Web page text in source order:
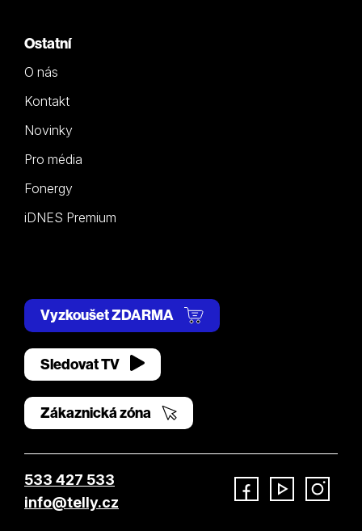
Ostatní
O nás
Kontakt
Novinky
Pro média
Fonergy
iDNES Premium
Vyzkoušet ZDARMA
Sledovat TV
Zákaznická zóna
533 427 533
info@telly.cz